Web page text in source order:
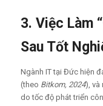
3. Việc Làm
Sau Tốt
Ngành IT tại Đức hiện
(theo Bitkom, 2024), và
do tốc độ phát triển